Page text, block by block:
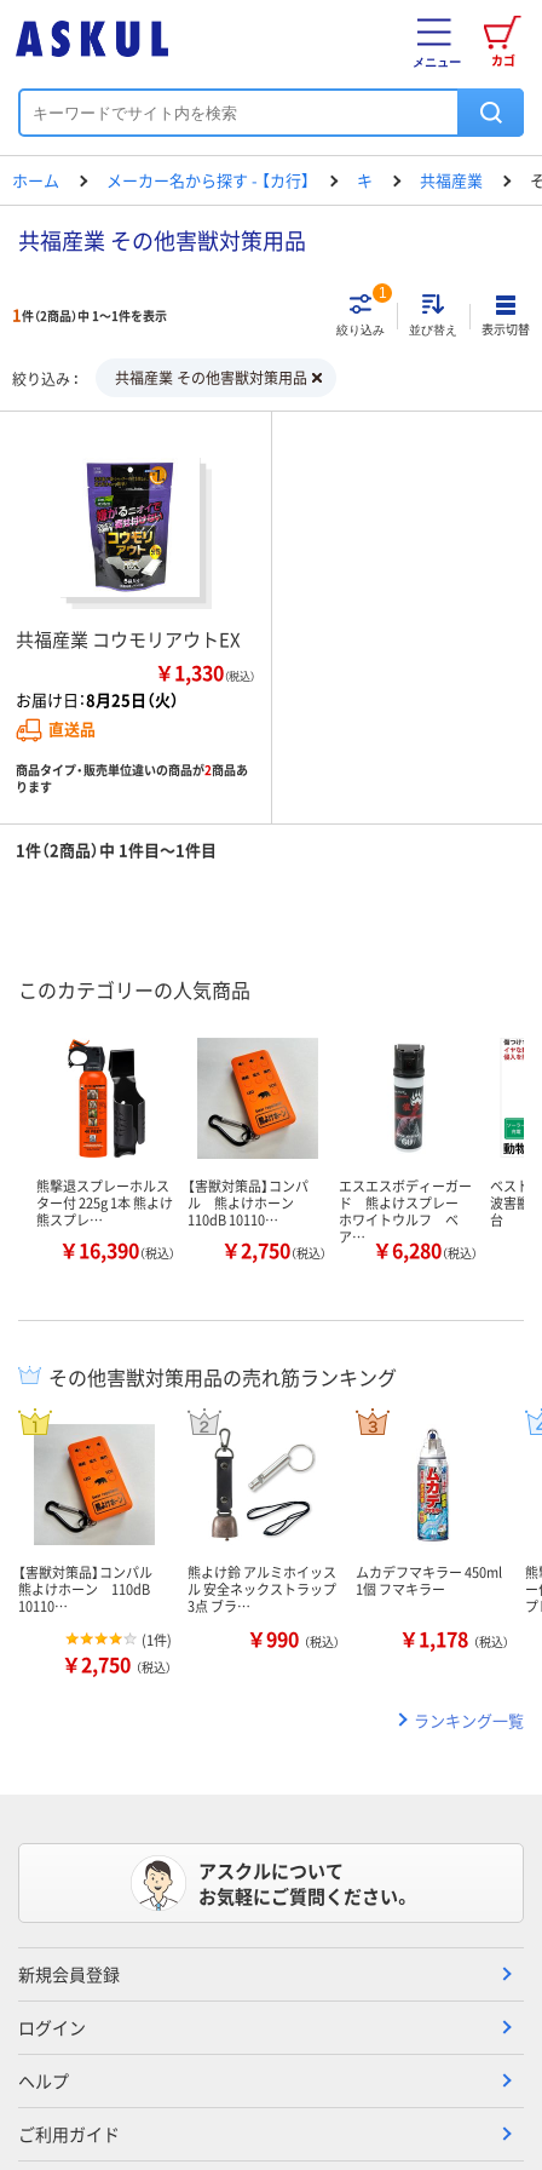
カゴ
メニュー
ホーム メーカー名から探す - 【カ行】 キ 共福産業
共福産業 その他害獣対策用品
1件（2商品）中 1～1件を表示
絞り込み
1
並び替え 表示切替
絞り込み 共福産業 その他害獣対策用品
共福産業 コウモリアウトEX
￥1,330（税込）
お届け日：8月25日（火）
直送品
商品タイプ・販売単位違いの商品が2商品あ
ります
1件（2商品）中 1件目～1件目
このカテゴリーの人気商品
熊撃退スプレーホルス
ター付 225g 1本 熊よけ
熊スプレ…
￥16,390（税込）
【害獣対策品】コンパ
ル 熊よけホーン
110dB 10110…
￥2,750（税込）
エスエスボディーガー
ド 熊よけスプレー
ホワイトウルフ ベ
ア… ￥6,280（税込）
ベスト
波害獣
台
その他害獣対策用品の売れ筋ランキング
【害獣対策品】コンパル
熊よけホーン 110dB
10110…
(1件)
￥2,750 （税込）
熊よけ鈴 アルミホイッス
ル 安全ネックストラップ
3点 ブラ…
￥990 （税込）
ムカデフマキラー 450ml
1個 フマキラー
￥1,178 （税込）
熊
ー
ランキング一覧
アスクルについて
お気軽にご質問ください。
新規会員登録
ログイン
ヘルプ
ご利用ガイド